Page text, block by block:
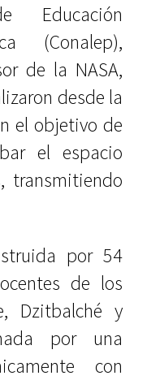
Educación
(Conalep),
de la NASA,
desde la
el objetivo de
el espacio
transmitiendo
por 54
de los
Dzitbalché y
por una
con